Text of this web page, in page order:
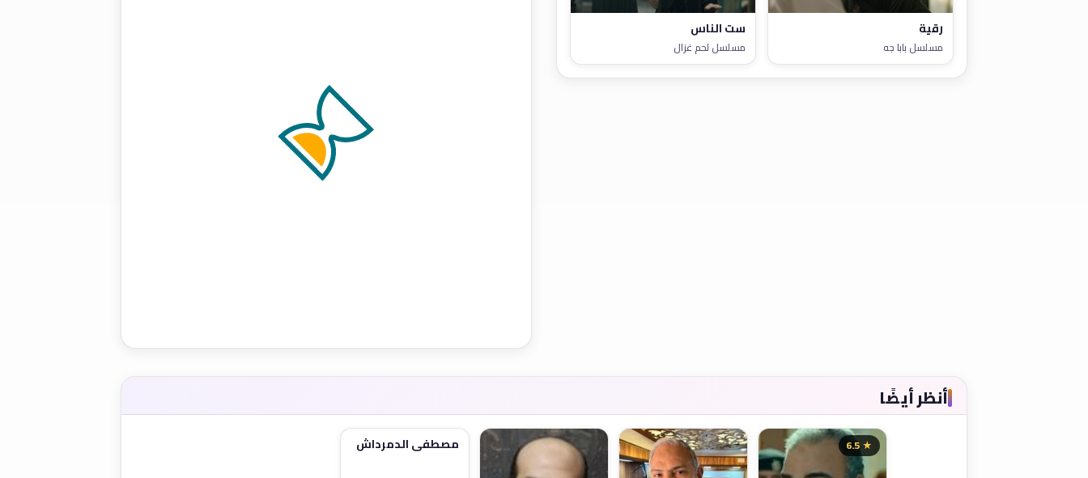
رقية
مسلسل بابا جه
ست الناس
مسلسل لحم غزال
أنظر أيضًا
★ 6.5 مصطفي الدمرداش